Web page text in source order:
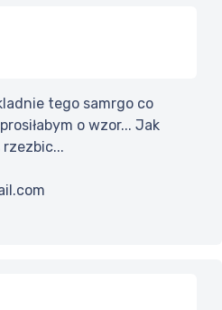
tego samrgo co
o wzor... Jak